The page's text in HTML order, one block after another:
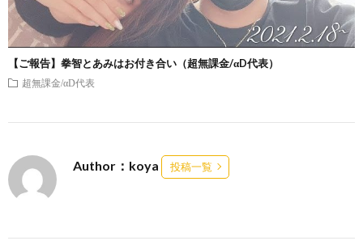
【ご報告】拳智とあみはお付き合い（超無課金/αD代表）
超無課金/αD代表
Author：koya 投稿一覧